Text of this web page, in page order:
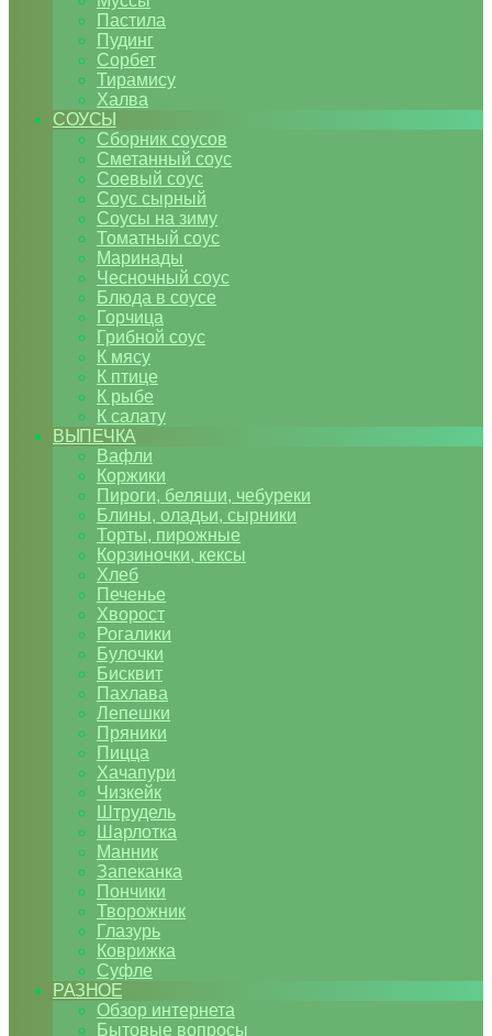
Пастила
Пудинг
Сорбет
Тирамису
Халва
СОУСЫ
Сборник соусов
Сметанный соус
Соевый соус
Соус сырный
Соусы на зиму
Томатный соус
Маринады
Чесночный соус
Блюда в соусе
Горчица
Грибной соус
К мясу
К птице
К рыбе
К салату
ВЫПЕЧКА
Вафли
Коржики
Пироги, беляши, чебуреки
Блины, оладьи, сырники
Торты, пирожные
Корзиночки, кексы
Хлеб
Печенье
Хворост
Рогалики
Булочки
Бисквит
Пахлава
Лепешки
Пряники
Пицца
Хачапури
Чизкейк
Штрудель
Шарлотка
Манник
Запеканка
Пончики
Творожник
Глазурь
Коврижка
Суфле
РАЗНОЕ
Обзор интернета
Бытовые вопросы